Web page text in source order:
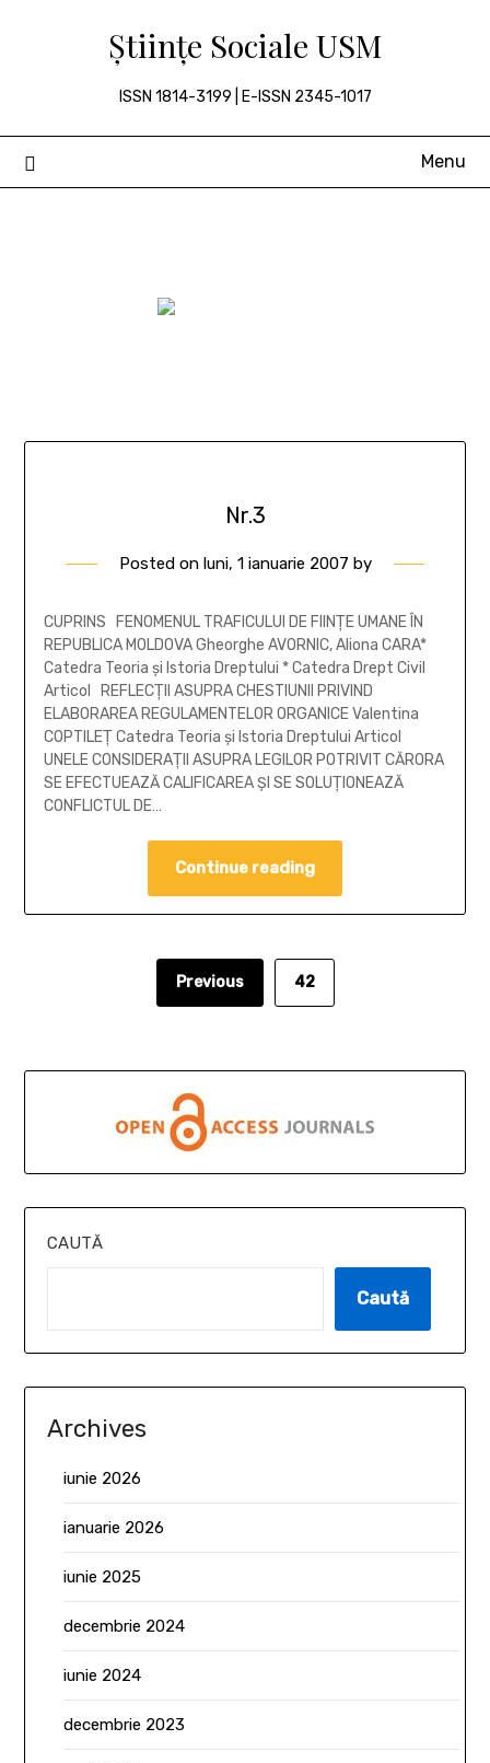
Științe Sociale USM
ISSN 1814-3199 | E-ISSN 2345-1017
Menu
Nr.3
Posted on luni, 1 ianuarie 2007 by
CUPRINS FENOMENUL TRAFICULUI DE FIINŢE UMANE ÎN
REPUBLICA MOLDOVA Gheorghe AVORNIC, Aliona CARA*
Catedra Teoria şi Istoria Dreptului * Catedra Drept Civil
Articol REFLECŢII ASUPRA CHESTIUNII PRIVIND
ELABORAREA REGULAMENTELOR ORGANICE Valentina
COPTILEŢ Catedra Teoria şi Istoria Dreptului Articol
UNELE CONSIDERAŢII ASUPRA LEGILOR POTRIVIT CĂRORA
SE EFECTUEAZĂ CALIFICAREA ŞI SE SOLUŢIONEAZĂ
CONFLICTUL DE…
Continue reading
Previous 42
CAUTĂ
Caută
Archives
iunie 2026
ianuarie 2026
iunie 2025
decembrie 2024
iunie 2024
decembrie 2023